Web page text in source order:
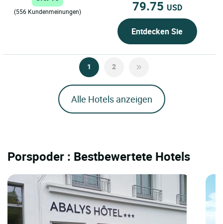
(556 Kundenmeinungen) 79.75 USD
Entdecken Sie
1 2
Alle Hotels anzeigen
Porspoder : Bestbewertete Hotels